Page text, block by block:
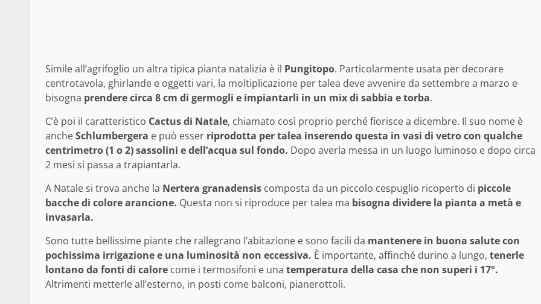
Simile all’agrifoglio un altra tipica pianta natalizia è il Pungitopo. Particolarmente usata per decorare
centrotavola, ghirlande e oggetti vari, la moltiplicazione per talea deve avvenire da settembre a marzo e
bisogna prendere circa 8 cm di germogli e impiantarli in un mix di sabbia e torba.
C’è poi il caratteristico Cactus di Natale, chiamato così proprio perché fiorisce a dicembre. Il suo nome è
ancheSchlumbergera e può esser riprodotta per talea inserendo questa in vasi di vetro con qualche
centrimetro (1 o 2) sassolini e dell’acqua sul fondo. Dopo averla messa in un luogo luminoso e dopo circa
2 mesi si passa a trapiantarla.
A Natale si trova anche la Nertera granadensis composta da un piccolo cespuglio ricoperto di piccole
bacche di colore arancione. Questa non si riproduce per talea ma bisogna dividere la pianta a metà e
invasarla.
Sono tutte bellissime piante che rallegrano l’abitazione e sono facili da mantenere in buona salute con
pochissima irrigazione e una luminosità non eccessiva. È importante, affinché durino a lungo, tenerle
lontano da fonti di calore come i termosifoni e una temperatura della casa che non superi i 17°.
Altrimenti metterle all’esterno, in posti come balconi, pianerottoli.